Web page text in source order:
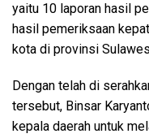
yaitu 10 laporan hasil
hasil pemeriksaan
kota di provinsi
Dengan telah di
tersebut, Binsar
kepala daerah untuk